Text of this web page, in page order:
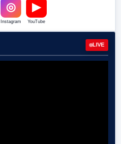
◎
Instagram
▶
YouTube
LIVE